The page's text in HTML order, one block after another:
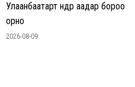
Улаанбаатарт өнөөдөр аадар бороо
орно
2026-08-09